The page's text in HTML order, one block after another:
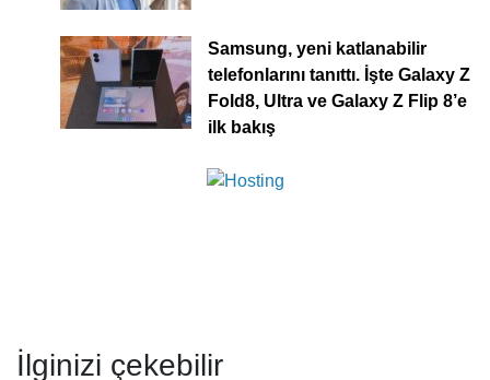
Samsung, yeni katlanabilir
telefonlarını tanıttı. İşte Galaxy Z
Fold8, Ultra ve Galaxy Z Flip 8’e
ilk bakış
İlginizi çekebilir